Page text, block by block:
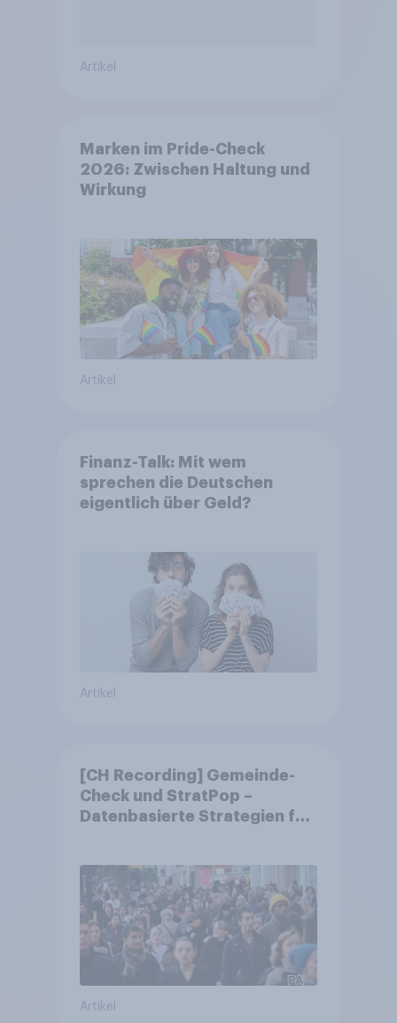
Artikel
Marken im Pride-Check
2026: Zwischen Haltung und
Wirkung
Artikel
Finanz-Talk: Mit wem
sprechen die Deutschen
eigentlich über Geld?
Artikel
[CH Recording] Gemeinde-
Check und StratPop –
Datenbasierte Strategien für
Artikel